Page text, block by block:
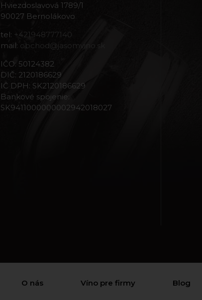
Hviezdoslavová 1789/1
90027 Bernolákovo
tel: +421948777140
mail: obchod@jasomvino.sk
IČO: 50124382
DIČ: 2120186629
IČ DPH: SK2120186629
Bankové spojenie:
SK9411000000002942018027
O nás Víno pre firmy Blog